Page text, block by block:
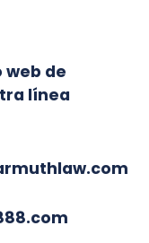
web de
línea